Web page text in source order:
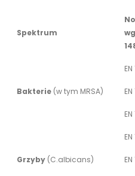
Spektrum
Bakterie (w tym MRSA)
Grzyby (C.albicans)